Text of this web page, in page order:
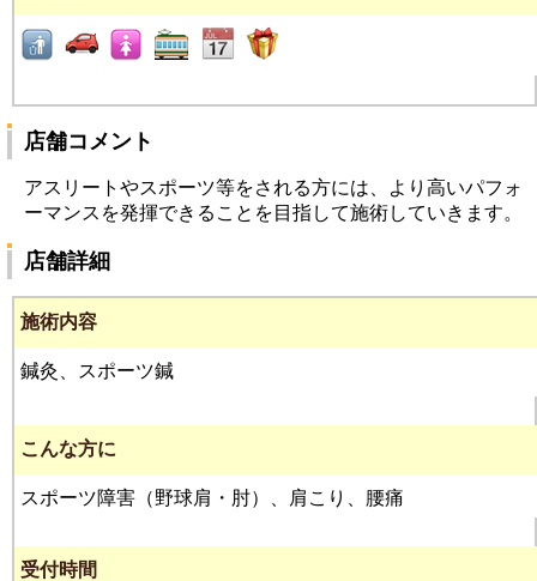
店舗コメント
アスリートやスポーツ等をされる方には、より高いパフォ
ーマンスを発揮できることを目指して施術していきます。
店舗詳細
施術内容
鍼灸、スポーツ鍼
こんな方に
スポーツ障害（野球肩・肘）、肩こり、腰痛
受付時間